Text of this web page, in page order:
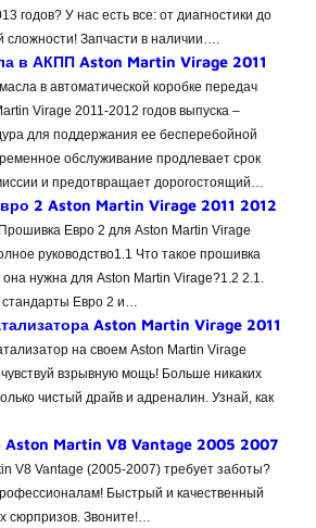
годов? У нас есть все: от диагностики до
Запчасти в наличии….
в АКПП Aston Martin Virage 2011
в автоматической коробке передач
Virage 2011-2012 годов выпуска –
для поддержания ее бесперебойной
обслуживание продлевает срок
и предотвращает дорогостоящий…
2 Aston Martin Virage 2011 2012
Евро 2 для Aston Martin Virage
руководство1.1 Что такое прошивка
нужна для Aston Martin Virage?1.2 2.1.
стандарты Евро 2 и…
Aston Martin Virage 2011
на своем Aston Martin Virage
взрывную мощь! Больше никаких
чистый драйв и адреналин. Узнай, как
Aston Martin V8 Vantage 2005 2007
V8 Vantage (2005-2007) требует заботы?
Быстрый и качественный
сюрпризов. Звоните!…